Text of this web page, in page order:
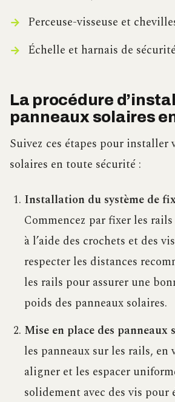
Perceuse-visseuse et
Échelle et harnais de
La procédure
panneaux solaires
Suivez ces étapes pour installer
solaires en toute sécurité :
Installation du système de
Commencez par fixer les
à l’aide des crochets et des
respecter les distances
les rails pour assurer une
poids des panneaux solaires.
Mise en place des panneaux
les panneaux sur les rails,
aligner et les espacer
solidement avec des vis